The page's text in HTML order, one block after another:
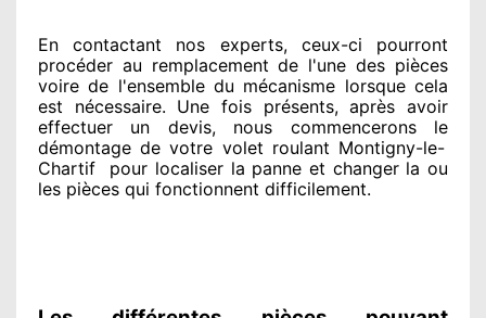
En contactant nos experts, ceux-ci pourront
procéder au remplacement de l'une des pièces
voire de l'ensembledu mécanisme lorsque cela
est nécessaire. Une fois présents, après avoir
effectuer un devis, nous commencerons le
démontage de votre volet roulant Montigny-le-
Chartif
pour localiser la panne et changerla ou
les pièces qui fonctionnent difficilement.